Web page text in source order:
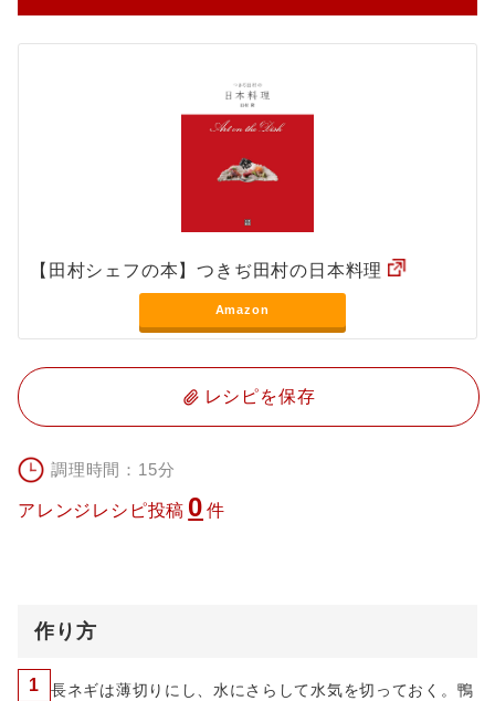
【田村シェフの本】つきぢ田村の日本料理
Amazon
レシピを保存
調理時間：15分
アレンジレシピ投稿 0 件
作り方
1
長ネギは薄切りにし、水にさらして水気を切っておく。鴨